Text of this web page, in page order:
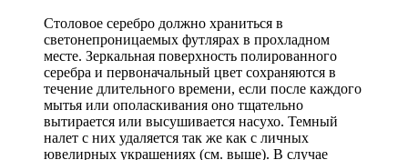
Столовое серебро должно храниться в
светонепроницаемых футлярах в прохладном
месте. Зеркальная поверхность полированного
серебра и первоначальный цвет сохраняются в
течение длительного времени, если после каждого
мытья или ополаскивания оно тщательно
вытирается или высушивается насухо. Темный
налет с них удаляется так же как с личных
ювелирных украшениях (см. выше). В случае